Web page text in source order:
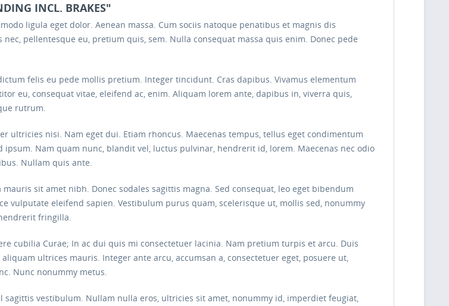
INCL. BRAKES"
ligula eget dolor. Aenean massa. Cum sociis natoque penatibus et magnis dis
pellentesque eu, pretium quis, sem. Nulla consequat massa quis enim. Donec pede
felis eu pede mollis pretium. Integer tincidunt. Cras dapibus. Vivamus elementum
eu, consequat vitae, eleifend ac, enim. Aliquam lorem ante, dapibus in, viverra quis,
rutrum.
ultricies nisi. Nam eget dui. Etiam rhoncus. Maecenas tempus, tellus eget condimentum
Nam quam nunc, blandit vel, luctus pulvinar, hendrerit id, lorem. Maecenas nec odio
Nullam quis ante.
sit amet nibh. Donec sodales sagittis magna. Sed consequat, leo eget bibendum
vulputate eleifend sapien. Vestibulum purus quam, scelerisque ut, mollis sed, nonummy
fringilla.
cubilia Curae; In ac dui quis mi consectetuer lacinia. Nam pretium turpis et arcu. Duis
ultrices mauris. Integer ante arcu, accumsan a, consectetuer eget, posuere ut,
Nunc nonummy metus.
vestibulum. Nullam nulla eros, ultricies sit amet, nonummy id, imperdiet feugiat,